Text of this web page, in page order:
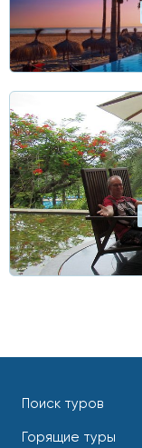
Поиск туров
Горящие туры